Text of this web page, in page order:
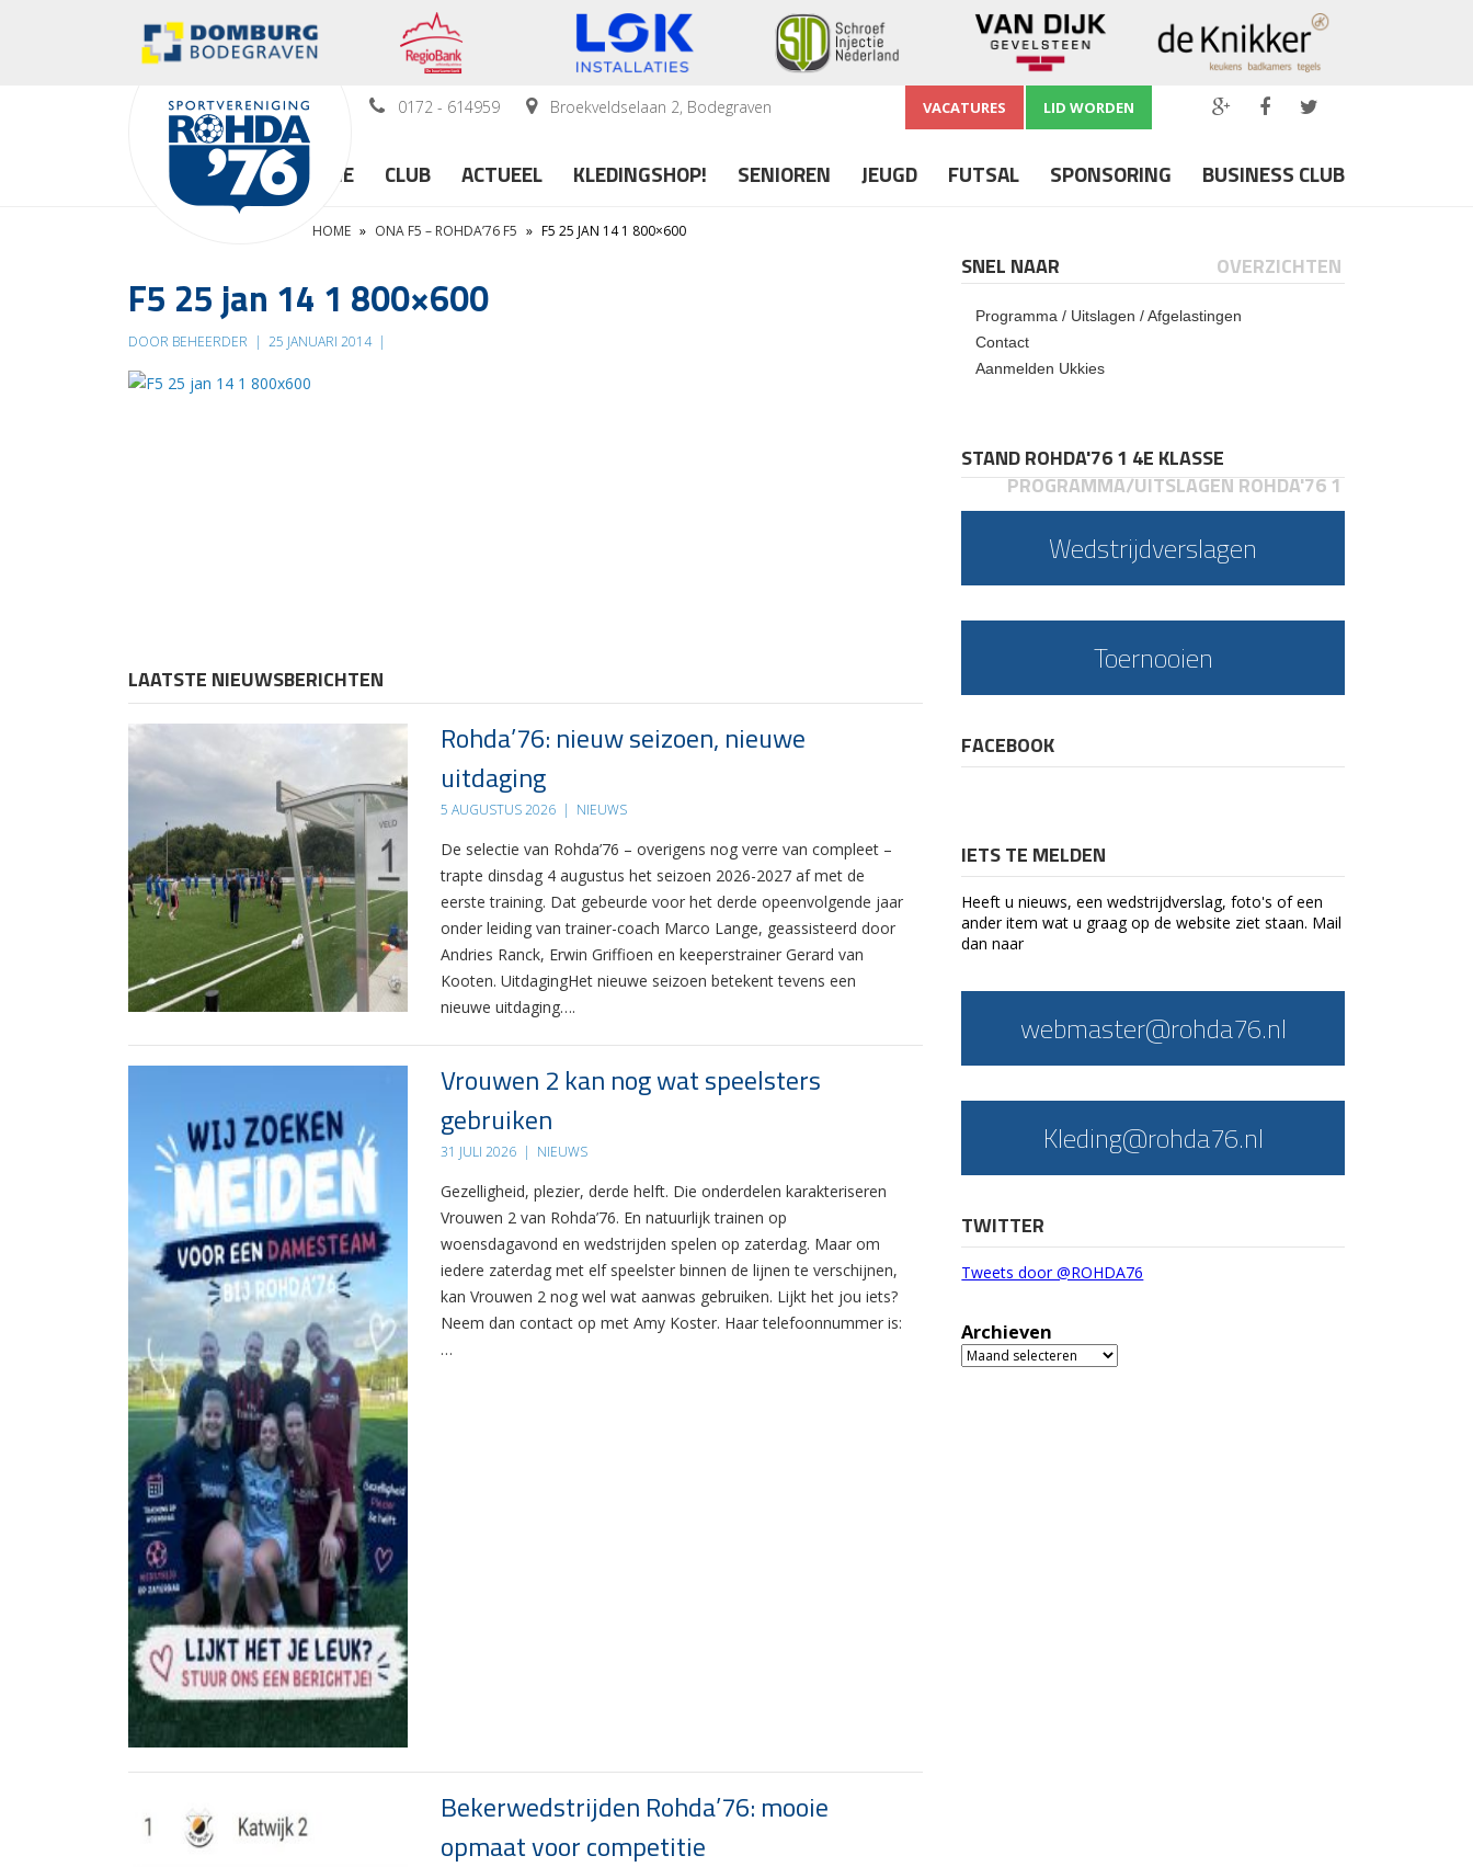
0172 - 614959 Broekveldselaan 2, Bodegraven VACATURES LID WORDEN
HOME CLUB ACTUEEL KLEDINGSHOP! SENIOREN JEUGD FUTSAL SPONSORING BUSINESS CLUB
HOME » ONA F5 – ROHDA’76 F5 » F5 25 JAN 14 1 800×600
F5 25 jan 14 1 800×600
DOOR BEHEERDER | 25 JANUARI 2014 |
LAATSTE NIEUWSBERICHTEN
Rohda’76: nieuw seizoen, nieuwe
uitdaging
5 AUGUSTUS 2026 | NIEUWS
De selectie van Rohda’76 – overigens nog verre van compleet –
trapte dinsdag 4 augustus het seizoen 2026-2027 af met de
eerste training. Dat gebeurde voor het derde opeenvolgende jaar
onder leiding van trainer-coach Marco Lange, geassisteerd door
Andries Ranck, Erwin Griffioen en keeperstrainer Gerard van
Kooten. UitdagingHet nieuwe seizoen betekent tevens een
nieuwe uitdaging….
Vrouwen 2 kan nog wat speelsters
gebruiken
31 JULI 2026 | NIEUWS
Gezelligheid, plezier, derde helft. Die onderdelen karakteriseren
Vrouwen 2 van Rohda’76. En natuurlijk trainen op
woensdagavond en wedstrijden spelen op zaterdag. Maar om
iedere zaterdag met elf speelster binnen de lijnen te verschijnen,
kan Vrouwen 2 nog wel wat aanwas gebruiken. Lijkt het jou iets?
Neem dan contact op met Amy Koster. Haar telefoonnummer is:
…
Bekerwedstrijden Rohda’76: mooie
opmaat voor competitie
SNEL NAAR OVERZICHTEN
Programma / Uitslagen / Afgelastingen
Contact
Aanmelden Ukkies
STAND ROHDA'76 1 4E KLASSE
PROGRAMMA/UITSLAGEN ROHDA'76 1
Wedstrijdverslagen
Toernooien
FACEBOOK
IETS TE MELDEN
Heeft u nieuws, een wedstrijdverslag, foto's of een
ander item wat u graag op de website ziet staan. Mail
dan naar
webmaster@rohda76.nl
Kleding@rohda76.nl
TWITTER
Tweets door @ROHDA76
Archieven
Archieven